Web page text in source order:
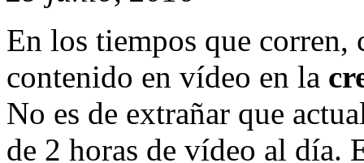
En los tiempos que corren,
contenido en vídeo en la
No es de extrañar que
de 2 horas de vídeo al día.